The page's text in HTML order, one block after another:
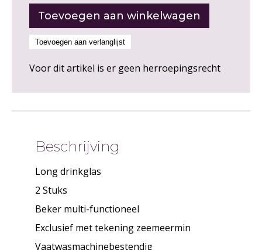
Voor dit artikel is er geen herroepingsrecht
Beschrijving
Long drinkglas
2 Stuks
Beker multi-functioneel
Exclusief met tekening zeemeermin
Vaatwasmachinebestendig